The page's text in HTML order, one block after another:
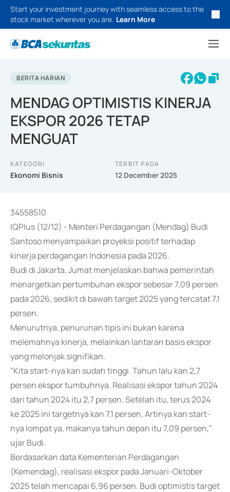
Start your investment journey with seamless access to the
stock market wherever you are. Learn More
BERITA HARIAN
MENDAG OPTIMISTIS KINERJA
EKSPOR 2026 TETAP
MENGUAT
KATEGORI
Ekonomi Bisnis
TERBIT PADA
12 December 2025
34558510
IQPlus (12/12) - Menteri Perdagangan (Mendag) Budi
Santoso menyampaikan proyeksi positif terhadap
kinerja perdagangan Indonesia pada 2026.
Budi di Jakarta, Jumat menjelaskan bahwa pemerintah
menargetkan pertumbuhan ekspor sebesar 7,09 persen
pada 2026, sedikit di bawah target 2025 yang tercatat 7,1
persen.
Menurutnya, penurunan tipis ini bukan karena
melemahnya kinerja, melainkan lantaran basis ekspor
yang melonjak signifikan.
"Kita start-nya kan sudah tinggi. Tahun lalu kan 2,7
persen ekspor tumbuhnya. Realisasi ekspor tahun 2024
dari tahun 2024 itu 2,7 persen. Setelah itu, terus 2024
ke 2025 ini targetnya kan 7,1 persen. Artinya kan start-
nya lompat ya, makanya tahun depan itu 7,09 persen,"
ujar Budi.
Berdasarkan data Kementerian Perdagangan
(Kemendag), realisasi ekspor pada Januari-Oktober
2025 telah mencapai 6,96 persen. Budi optimistis target